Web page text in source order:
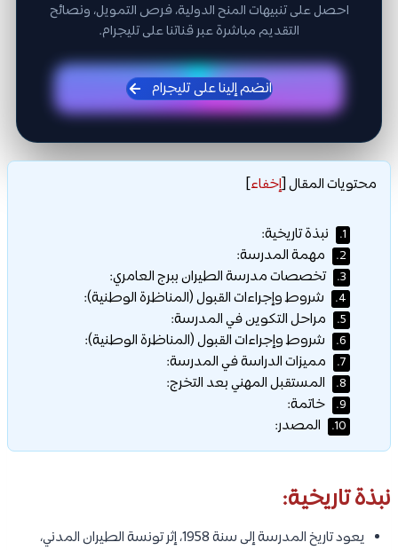
احصل على تنبيهات المنح الدولية، فرص التمويل، ونصائح
التقديم مباشرة عبر قناتنا على تليجرام.
انضم إلينا على تليجرام
محتويات المقال[إخفاء]
1. نبذة تاريخية:
2. مهمة المدرسة:
3. تخصصات مدرسة الطيران ببرج العامري:
4. شروط وإجراءات القبول (المناظرة الوطنية):
5. مراحل التكوين في المدرسة:
6. شروط وإجراءات القبول (المناظرة الوطنية):
7. مميزات الدراسة في المدرسة:
8. المستقبل المهني بعد التخرج:
9. خاتمة:
10. المصدر:
نبذة تاريخية:
يعود تاريخ المدرسة إلى سنة 1958، إثر تونسة الطيران المدني،